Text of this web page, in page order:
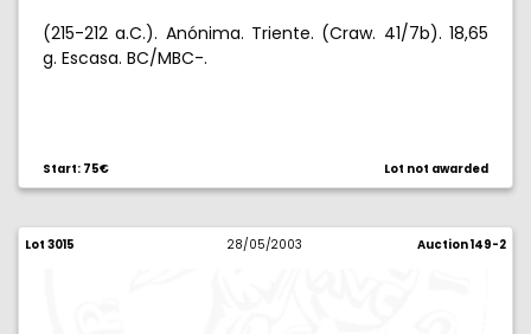
(215-212 a.C.). Anónima. Triente. (Craw. 41/7b). 18,65
g. Escasa. BC/MBC-.
Start: 75€ Lot not awarded
Lot 3015 28/05/2003 Auction 149-2